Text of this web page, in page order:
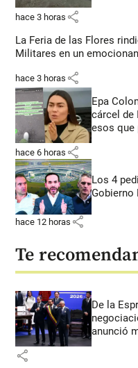
hace 3 horas share
La Feria de las Flores
Militares en un
hace 3 horas share
Epa
cárcel de
esos que
hace 6 horas share
Los 4
Gobierno
hace 12 horas share
Te
De la
anunció
share